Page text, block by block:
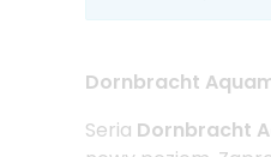
Dornbracht
Seria Dornbracht